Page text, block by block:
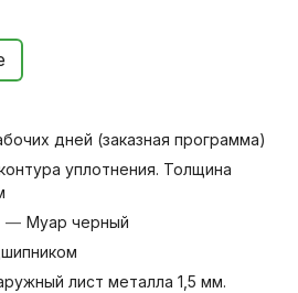
дней (заказная программа)
уплотнения. Толщина
— Муар черный
лист металла 1,5 мм.